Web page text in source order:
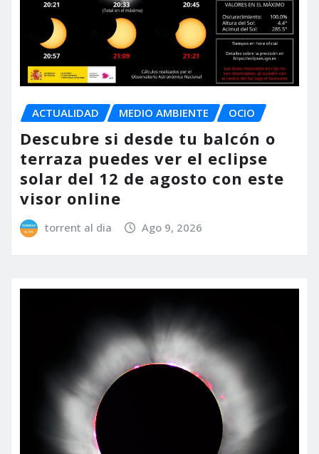
ACTUALIDAD MEDIO AMBIENTE OCIO
Descubre si desde tu balcón o
terraza puedes ver el eclipse
solar del 12 de agosto con este
visor online
torrent al dia Ago 9, 2026